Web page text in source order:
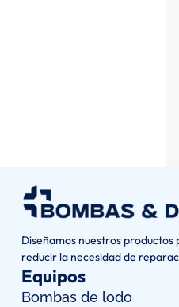
Diseñamos nuestros
reducir la necesidad de
Equipos
Bombas de lodo